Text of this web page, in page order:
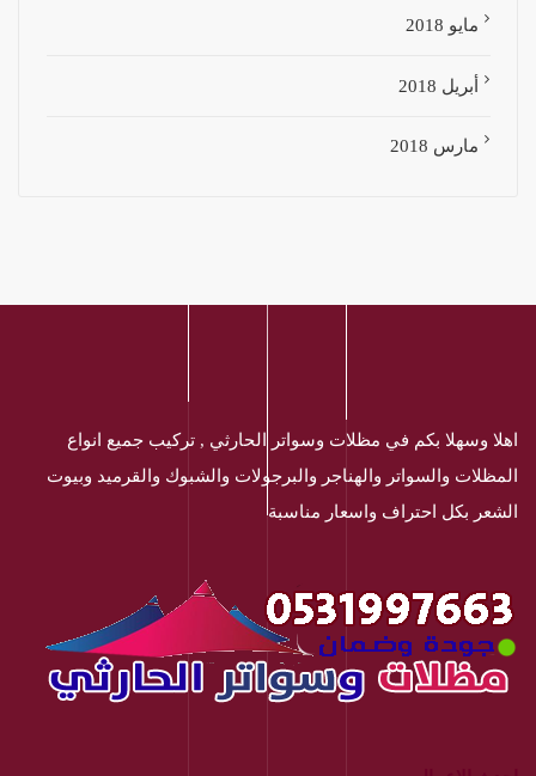
مايو 2018
أبريل 2018
مارس 2018
اهلا وسهلا بكم في مظلات وسواتر الحارثي , تركيب جميع انواع
المظلات والسواتر والهناجر والبرجولات والشبوك والقرميد وبيوت
الشعر بكل احتراف واسعار مناسبة